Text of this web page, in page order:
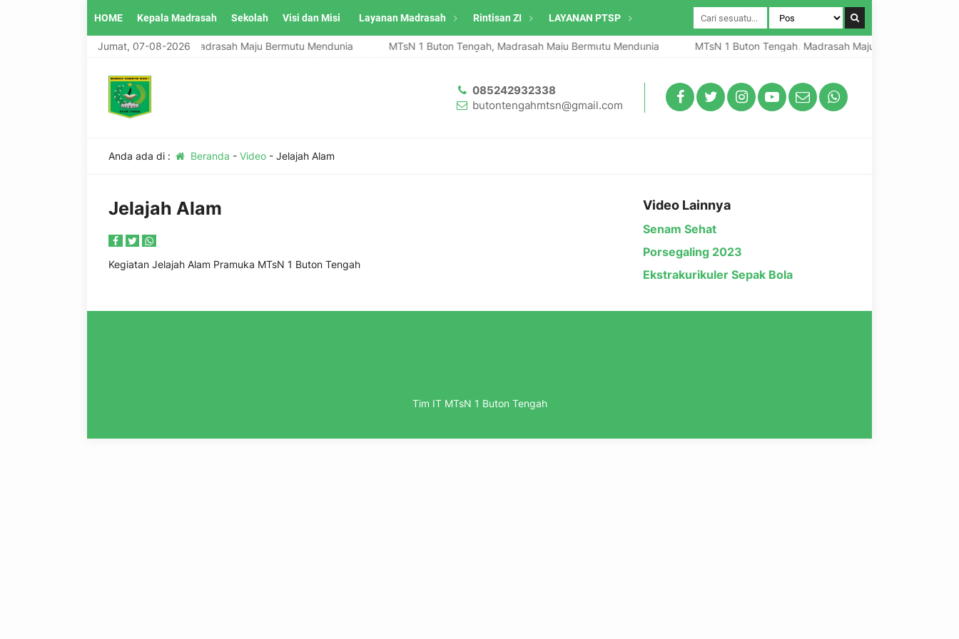
HOME Kepala Madrasah Sekolah Visi dan Misi Layanan Madrasah Rintisan ZI LAYANAN PTSP
Guru Madrasah Tsanawiyah Negeri 1 Buton Tengah Raih Penghargaan SATYALENCANA KARYA SATYA Pengabdian 20 Tahun pada Hari Amal Bakti ke-80 Tahun 2026
Jumat, 07-08-2026
MTsN 1 Buton Tengah, Madrasah Maju Bermutu Mendunia MTsN 1 Buton Tengah, Madrasah Maju Bermutu Mendunia MTsN 1 Buton Tengah, Madrasah Maju Bermutu Mendunia
085242932338
butontengahmtsn@gmail.com
Anda ada di : Beranda - Video- Jelajah Alam
Jelajah Alam
Kegiatan Jelajah Alam Pramuka MTsN 1 Buton Tengah
Video Lainnya
Senam Sehat
Porsegaling 2023
Ekstrakurikuler Sepak Bola
Tim IT MTsN 1 Buton Tengah